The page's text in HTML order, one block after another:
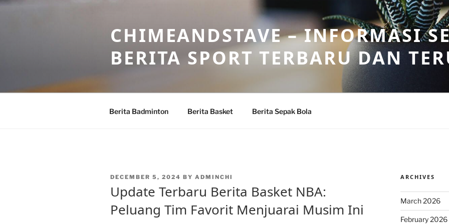
Skip
CHIMEANDSTAVE – INFORMASI
BERITA SPORT TERBARU DAN
Berita Badminton Berita Basket Berita Sepak Bola
POSTED
DECEMBER 5, 2024 BY ADMINCHI
Update Terbaru Berita Basket NBA:
Peluang Tim Favorit Menjuarai Musim Ini
ARCHIVES
March 2026
February 2026